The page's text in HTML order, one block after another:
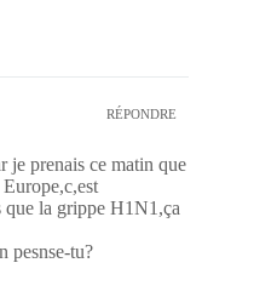
RÉPONDRE
je prenais ce matin que
la grippe H1N1,ça
pesnse-tu?